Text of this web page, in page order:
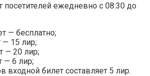
посетителей ежедневно с 08:30 до
— бесплатно;
— 15 лир;
— 20 лир;
— 6 лир;
входной билет составляет 5 лир.